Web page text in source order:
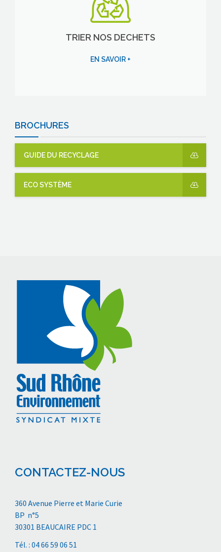
TRIER NOS DECHETS
EN SAVOIR +
BROCHURES
GUIDE DU RECYCLAGE
ECO SYSTÈME
CONTACTEZ-NOUS
360 Avenue Pierre et Marie Curie
BP n°5
30301 BEAUCAIRE PDC 1
Tél. : 04 66 59 06 51